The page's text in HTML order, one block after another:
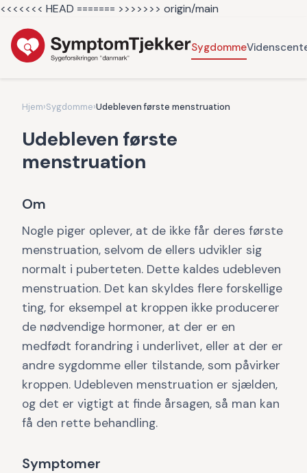
<<<<<<< HEAD ======= >>>>>>> origin/main
Sygdomme
Hjem›Sygdomme›Udebleven første menstruation
Udebleven første
menstruation
Om
Nogle piger oplever, at de ikke får deres første
menstruation, selvom de ellers udvikler sig
normalt i puberteten. Dette kaldes udebleven
menstruation. Det kan skyldes flere forskellige
ting, for eksempel at kroppen ikke producerer
de nødvendige hormoner, at der er en
medfødt forandring i underlivet, eller at der er
andre sygdomme eller tilstande, som påvirker
kroppen. Udebleven menstruation er sjælden,
og det er vigtigt at finde årsagen, så man kan
få den rette behandling.
Symptomer